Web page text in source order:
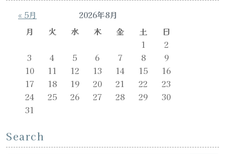
2026年8月
月
火 水 木 金 土
日
1
2
3
4 5 6 7 8
9
10
11 12 13 14 15
16
17
18 19 20 21 22
23
24
25 26 27 28 29
30
31
« 5月
Search